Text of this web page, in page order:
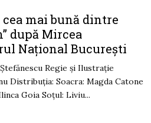
mai bună dintre
după Mircea
Național București
Regie și Ilustrație
Distribuția: Soacra: Magda Catone
Goia Soțul: Liviu...